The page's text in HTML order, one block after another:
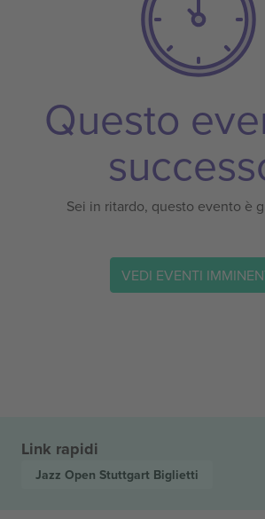
Questo
Sei in ritardo, questo evento è
VEDI EVENTI
Link rapidi
Jazz Open Stuttgart Biglietti